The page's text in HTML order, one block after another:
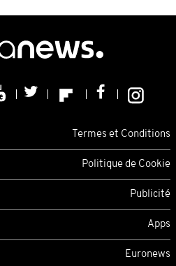
Termes et Conditions
Politique de Cookie
Publicité
Apps
Euronews